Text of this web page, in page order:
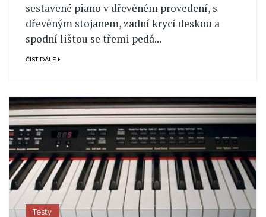
sestavené piano v dřevěném provedení, s
dřevěným stojanem, zadní krycí deskou a
spodní lištou se třemi pedá...
ČÍST DÁLE
Testy